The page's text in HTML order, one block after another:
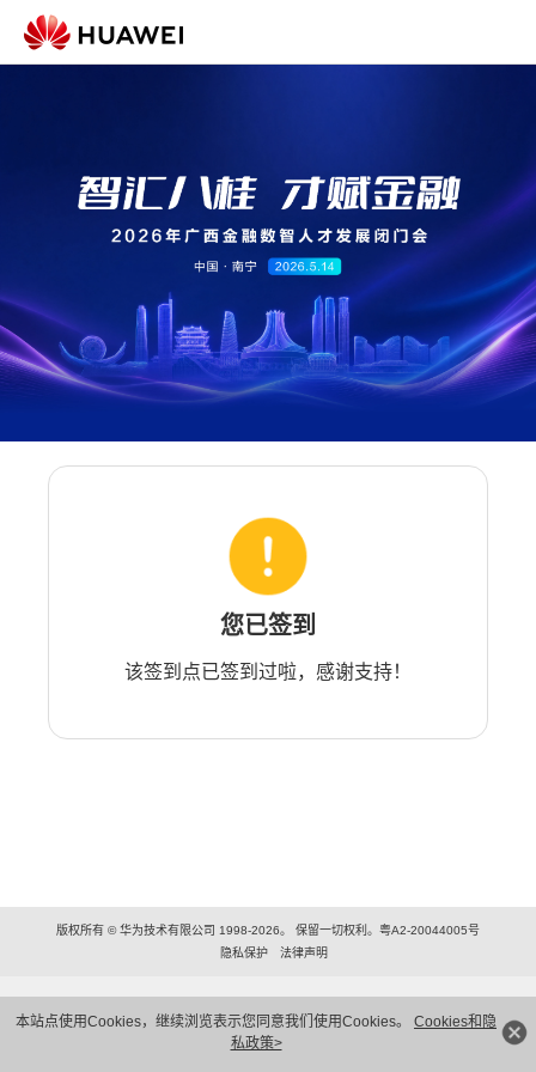
本站点使用Cookies，继续浏览表示您同意我们使用Cookies。 Cookies和隐
私政策>
您已签到
该签到点已签到过啦，感谢支持！
版权所有 © 华为技术有限公司 1998-2026。 保留一切权利。粤A2-20044005号
隐私保护
法律声明